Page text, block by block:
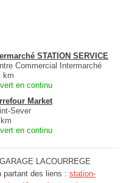
STATION SERVICE
Commercial Intermarché
km
en continu
Market
Sever
en continu
LACOURREGE
partant des liens : station-